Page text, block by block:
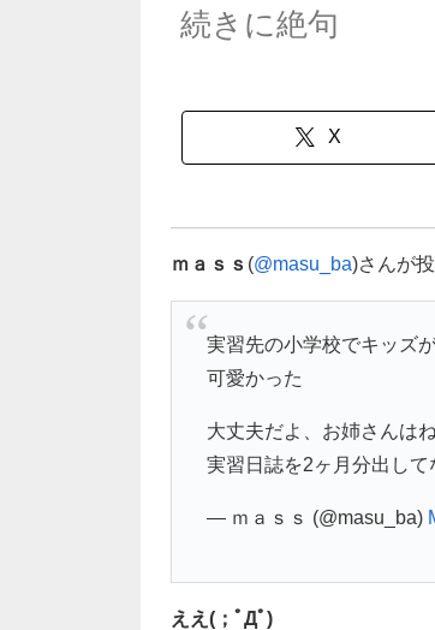
続きに絶句
X
ｍａｓｓ (@masu_ba)さんが
実習先の小学校でキッズ
可愛かった
大丈夫だよ、お姉さんはね
実習日誌を2ヶ月分出して
— ｍａｓｓ (@masu_ba)
ええ(；ﾟДﾟ)